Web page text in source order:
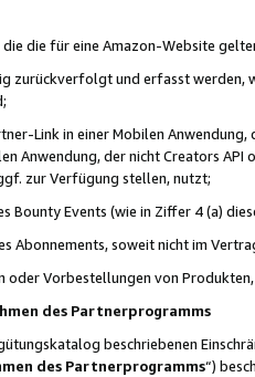
die für eine Amazon-Website
zurückverfolgt und erfasst werden,
Link in einer Mobilen
Anwendung, der nicht Creators
zur Verfügung stellen, nutzt;
Bounty Events (wie in Ziffer 4 (a)
Abonnements, soweit nicht im
oder Vorbestellungen von
des Partnerprogramms
beschriebenen
des Partnerprogramms“)